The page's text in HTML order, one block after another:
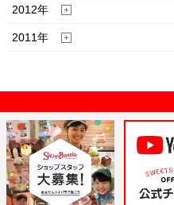
2012年
2011年